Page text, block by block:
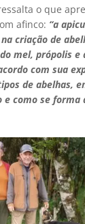
o que
afinco: “a
criação de
mel, própolis e
com sua
de abelhas,
e como se forma